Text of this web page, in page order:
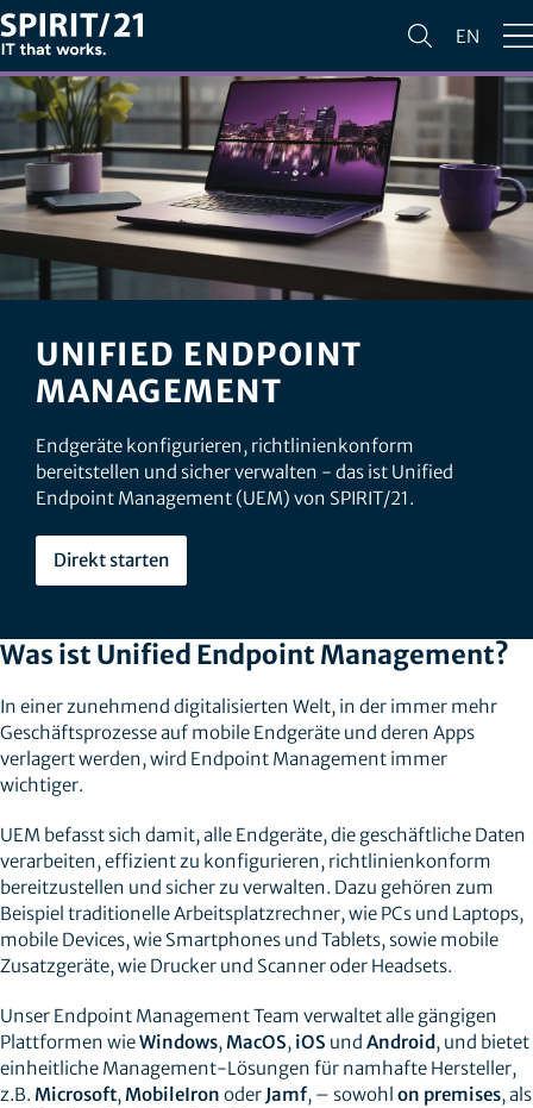
EN
UNIFIED ENDPOINT
MANAGEMENT
Endgeräte konfigurieren, richtlinienkonform
bereitstellen und sicher verwalten - das ist Unified
Endpoint Management (UEM) von SPIRIT/21.
Direkt starten
Was ist Unified Endpoint Management?
In einer zunehmend digitalisierten Welt, in der immer mehr
Geschäftsprozesse auf mobile Endgeräte und deren Apps
verlagert werden, wird Endpoint Management immer
wichtiger.
UEM befasst sich damit, alle Endgeräte, die geschäftliche Daten
verarbeiten, effizient zu konfigurieren, richtlinienkonform
bereitzustellen und sicher zu verwalten. Dazu gehören zum
Beispiel traditionelle Arbeitsplatzrechner, wie PCs und Laptops,
mobile Devices, wie Smartphones und Tablets, sowie mobile
Zusatzgeräte, wie Drucker und Scanner oder Headsets.
Unser Endpoint Management Team verwaltet alle gängigen
Plattformen wieWindows,MacOS, iOS und Android, und bietet
einheitliche Management-Lösungen für namhafte Hersteller,
z.B. Microsoft,MobileIron oder Jamf, – sowohl on premises, als